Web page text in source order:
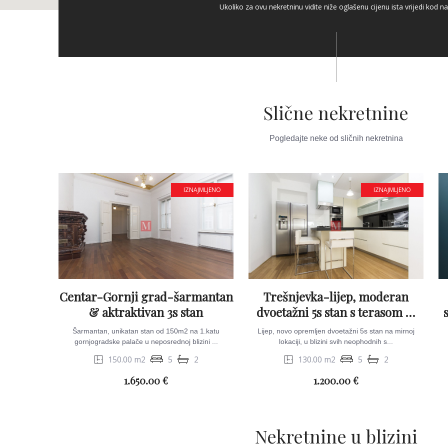
Ukoliko za ovu nekretninu vidite niže oglašenu cijenu ista vrijedi kod
Slične nekretnine
Pogledajte neke od sličnih nekretnina
IZNAJMLJENO
Centar-Gornji grad-šarmantan
& aktraktivan 3s stan
Šarmantan, unikatan stan od 150m2 na 1.katu
gornjogradske palače u neposrednoj blizini ...
150.00 m2 5 2
1.650.00 €
IZNAJMLJENO
Trešnjevka-lijep, moderan
dvoetažni 5s stan s terasom &
parkingom
Lijep, novo opremljen dvoetažni 5s stan na mirnoj
lokaciji, u blizini svih neophodnih s...
130.00 m2 5 2
1.200.00 €
Nekretnine u blizini